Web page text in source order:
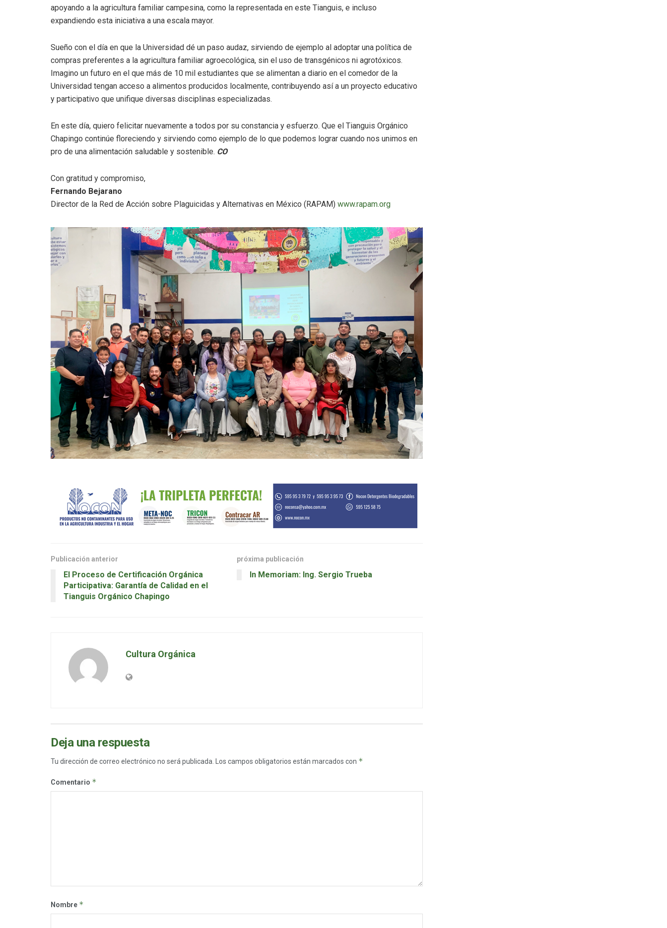
apoyando a la agricultura familiar campesina, como la representada en este Tianguis, e incluso
expandiendo esta iniciativa a una escala mayor.
Sueño con el día en que la Universidad dé un paso audaz, sirviendo de ejemplo al adoptar una política de
compras preferentes a la agricultura familiar agroecológica, sin el uso de transgénicos ni agrotóxicos.
Imagino un futuro en el que más de 10 mil estudiantes que se alimentan a diario en el comedor de la
Universidad tengan acceso a alimentos producidos localmente, contribuyendo así a un proyecto educativo
y participativo que unifique diversas disciplinas especializadas.
En este día, quiero felicitar nuevamente a todos por su constancia y esfuerzo. Que el Tianguis Orgánico
Chapingo continúe floreciendo y sirviendo como ejemplo de lo que podemos lograr cuando nos unimos en
pro de una alimentación saludable y sostenible. CO
Con gratitud y compromiso,
Fernando Bejarano
Director de la Red de Acción sobre Plaguicidas y Alternativas en México (RAPAM) www.rapam.org
Publicación anterior
El Proceso de Certificación Orgánica
Participativa: Garantía de Calidad en el
Tianguis Orgánico Chapingo
próxima publicación
In Memoriam: Ing. Sergio Trueba
Cultura Orgánica
Deja una respuesta
Tu dirección de correo electrónico no será publicada. Los campos obligatorios están marcados con *
Comentario *
Nombre *